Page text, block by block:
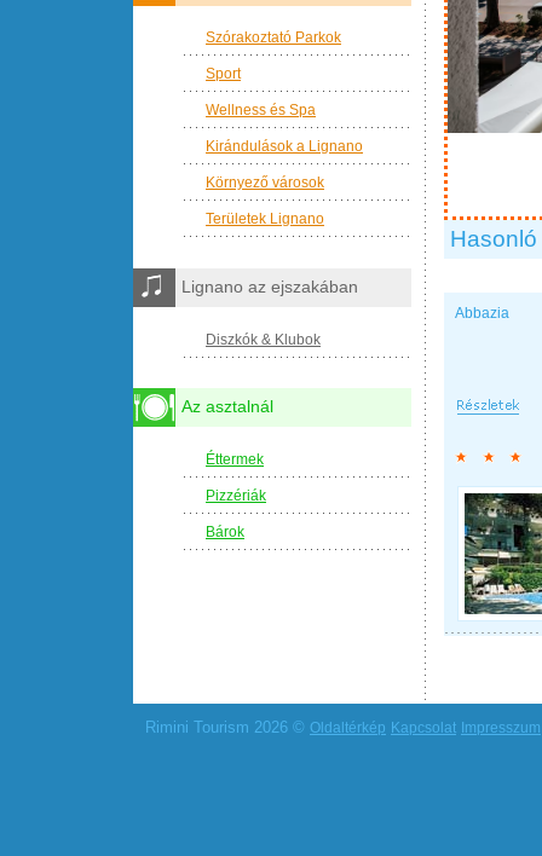
Abbazia
Szórakoztató Parkok
Sport
Wellness és Spa
Kirándulások a Lignano
Környező városok
Területek Lignano
Lignano az ejszakában
Diszkók & Klubok
Az asztalnál
Éttermek
Pizzériák
Bárok
Rimini Tourism 2026 © Oldaltérkép Kapcsolat Impresszum